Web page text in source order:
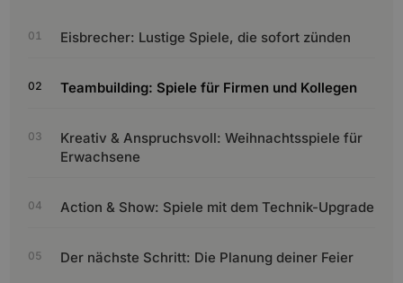
Eisbrecher: Lustige Spiele, die sofort zünden
Teambuilding: Spiele für Firmen und Kollegen
Kreativ & Anspruchsvoll: Weihnachtsspiele für
Erwachsene
Action & Show: Spiele mit dem Technik-Upgrade
Der nächste Schritt: Die Planung deiner Feier